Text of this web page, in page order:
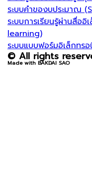
ระบบคำของบประมาณ
ระบบการเรียนรู้ผ่านสื่อ
learning)
ระบบแบบฟอร์มอิเล็กทร
© All rights
Made with BAKDAI SAO